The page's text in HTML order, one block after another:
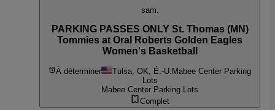
sam.
PARKING PASSES ONLY St. Thomas (MN)
Tommies at Oral Roberts Golden Eagles
Women's Basketball
À déterminer Tulsa, OK, É.-U. Mabee Center Parking
Lots
Mabee Center Parking Lots
Complet